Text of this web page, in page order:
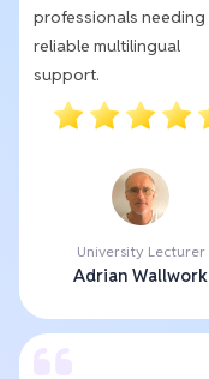
professionals needing
reliable multilingual
support.
University Lecturer
Adrian Wallwork